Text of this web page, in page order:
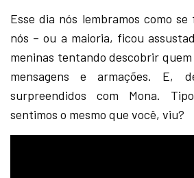
Esse dia nós lembramos como se
nós – ou a maioria, ficou
meninas tentando descobrir
mensagens e armações. E,
surpreendidos com Mona.
sentimos o mesmo que você, viu?